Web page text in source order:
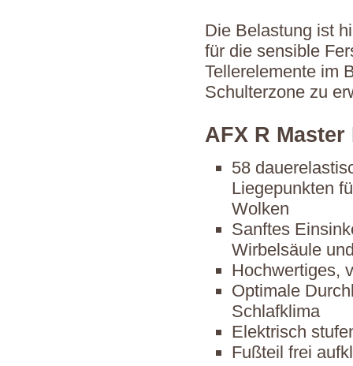
Die Belastung ist
für die sensible
Tellerelemente im
Schulterzone zu
AFX R Master
58
Liegepunkten
Wolken
Sanftes
Wirbelsäule
Hochwertiges,
Optimale
Schlafklima
Elektrisch
Fußteil frei